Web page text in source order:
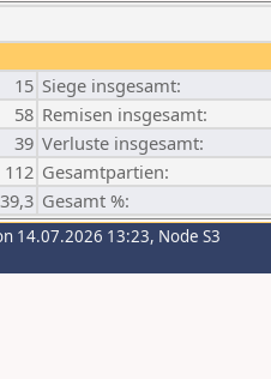
15 Siege insgesamt:
58 Remisen insgesamt:
39 Verluste insgesamt:
112 Gesamtpartien:
39,3 Gesamt %:
14.07.2026 13:23, Node S3